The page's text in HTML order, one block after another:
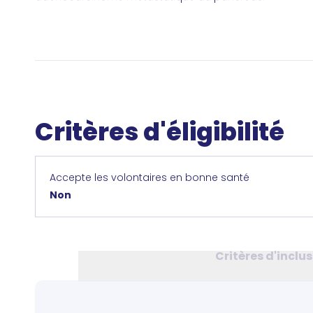
Critères d'éligibilité
Accepte les volontaires en bonne santé
Non
Critères